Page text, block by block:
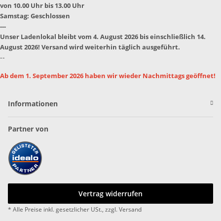
von 10.00 Uhr bis 13.00 Uhr
Samstag: Geschlossen
---
Unser Ladenlokal bleibt vom 4. August 2026 bis einschließlich 14.
August 2026! Versand wird weiterhin täglich ausgeführt.
--
Ab dem 1. September 2026 haben wir wieder Nachmittags geöffnet!
Informationen
Partner von
Vertrag widerrufen
* Alle Preise inkl. gesetzlicher USt., zzgl.Versand